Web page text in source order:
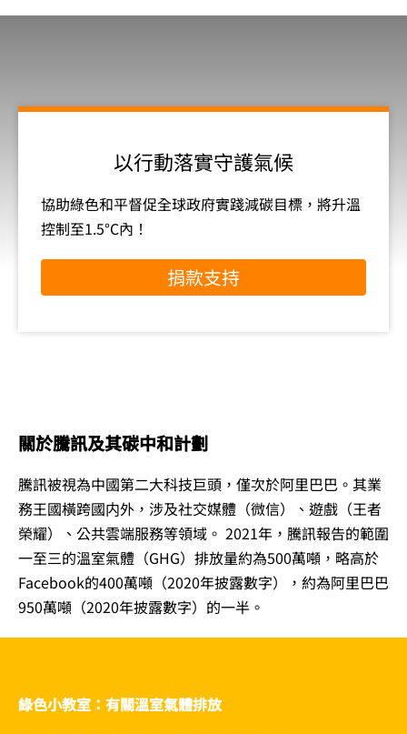
以行動落實守護氣候
協助綠色和平督促全球政府實踐減碳目標，將升溫
控制至1.5°C內！
捐款支持
關於騰訊及其碳中和計劃
騰訊被視為中國第二大科技巨頭，僅次於阿里巴巴。其業
務王國橫跨國内外，涉及社交媒體（微信）、遊戲（王者
榮耀）、公共雲端服務等領域。 2021年，騰訊報告的範圍
一至三的溫室氣體（GHG）排放量約為500萬噸，略高於
Facebook的400萬噸（2020年披露數字），約為阿里巴巴
950萬噸（2020年披露數字）的一半。
綠色小教室：有關溫室氣體排放